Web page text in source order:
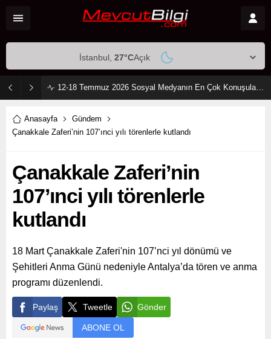
12-18 Temmuz 2026 Sosyal Medyanın En Çok Konuşulan Dizi Çiftleri: Zirvede Kıyasıya Rekabet!
İstanbul, 27°CAçık
Anasayfa
Gündem
Çanakkale Zaferi’nin 107’ınci yılı törenlerle kutlandı
Çanakkale Zaferi’nin
107’ınci yılı törenlerle
kutlandı
18 Mart Çanakkale Zaferi'nin 107’nci yıl dönümü ve
Şehitleri Anma Günü nedeniyle Antalya’da tören ve anma
programı düzenlendi.
Paylaş Tweetle Gönder
ABONE OL